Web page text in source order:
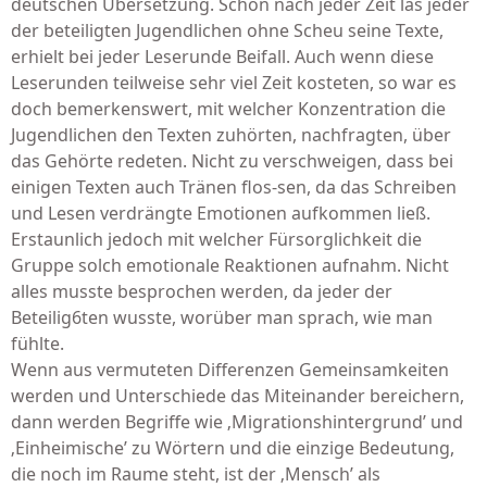
der beteiligten Jugendlichen ohne Scheu seine Texte,
erhielt bei jeder Leserunde Beifall. Auch wenn diese
Leserunden teilweise sehr viel Zeit kosteten, so war es
doch bemerkenswert, mit welcher Konzentration die
Jugendlichen den Texten zuhörten, nachfragten, über
das Gehörte redeten. Nicht zu verschweigen, dass bei
einigen Texten auch Tränen flos-sen, da das Schreiben
und Lesen verdrängte Emotionen aufkommen ließ.
Erstaunlich jedoch mit welcher Fürsorglichkeit die
Gruppe solch emotionale Reaktionen aufnahm. Nicht
alles musste besprochen werden, da jeder der
Beteilig6ten wusste, worüber man sprach, wie man
fühlte.
Wenn aus vermuteten Differenzen Gemeinsamkeiten
werden und Unterschiede das Miteinander bereichern,
dann werden Begriffe wie ‚Migrationshintergrund’ und
‚Einheimische’ zu Wörtern und die einzige Bedeutung,
die noch im Raume steht, ist der ‚Mensch’ als